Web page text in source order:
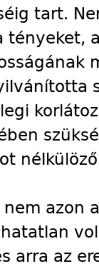
tart.
tényeket,
azon
arra az